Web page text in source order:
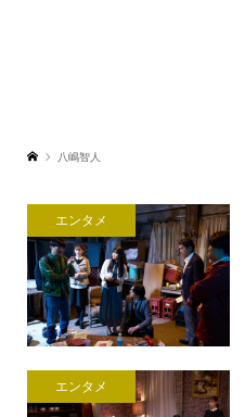
八嶋智人
エンタメ
エンタメ